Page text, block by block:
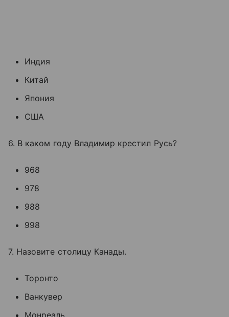
Индия
Китай
Япония
США
6. В каком году Владимир крестил Русь?
968
978
988
998
7. Назовите столицу Канады.
Торонто
Ванкувер
Монреаль